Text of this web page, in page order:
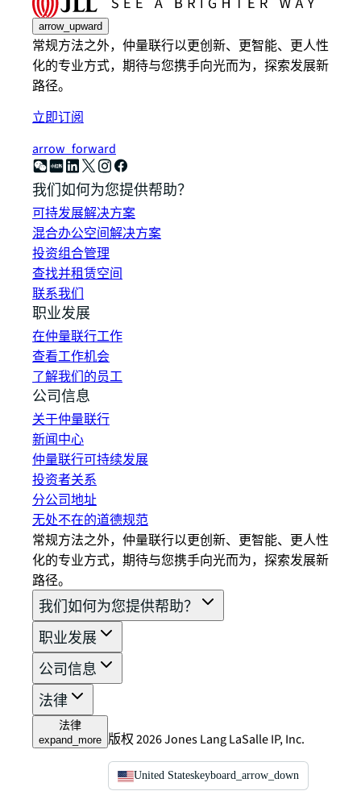
arrow_upward
常规方法之外，仲量联行以更创新、更智能、更人性
化的专业方式，期待与您携手向光而为，探索发展新
路径。
立即订阅
arrow_forward
我们如何为您提供帮助？
可持发展解决方案
混合办公空间解决方案
投资组合管理
查找并租赁空间
联系我们
职业发展
在仲量联行工作
查看工作机会
了解我们的员工
公司信息
关于仲量联行
新闻中心
仲量联行可持续发展
投资者关系
分公司地址
无处不在的道德规范
常规方法之外，仲量联行以更创新、更智能、更人性
化的专业方式，期待与您携手向光而为，探索发展新
路径。
我们如何为您提供帮助？
职业发展
公司信息
法律
法律
expand_more 版权 2026 Jones Lang LaSalle IP, Inc.
United Stateskeyboard_arrow_down